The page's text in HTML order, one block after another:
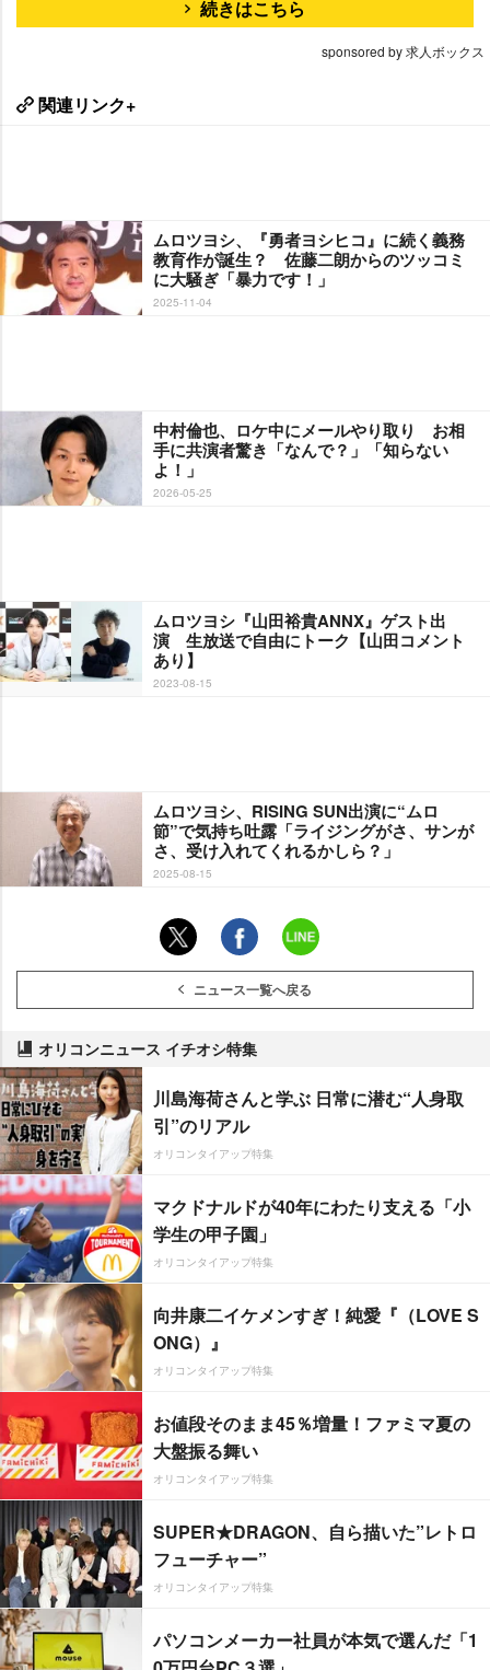
続きはこちら
sponsored by 求人ボックス
関連リンク+
ムロツヨシ、『勇者ヨシヒコ』に続く義務
教育作が誕生？ 佐藤二朗からのツッコミ
に大騒ぎ「暴力です！」
2025-11-04
中村倫也、ロケ中にメールやり取り お相
手に共演者驚き「なんで？」「知らない
よ！」
2026-05-25
ムロツヨシ『山田裕貴ANNX』ゲスト出
演 生放送で自由にトーク【山田コメント
あり】
2023-08-15
ムロツヨシ、RISING SUN出演に“ムロ
節”で気持ち吐露「ライジングがさ、サンが
さ、受け入れてくれるかしら？」
2025-08-15
ニュース一覧へ戻る
オリコンニュース イチオシ特集
川島海荷さんと学ぶ 日常に潜む“人身取
引”のリアル
オリコンタイアップ特集
マクドナルドが40年にわたり支える「小
学生の甲子園」
オリコンタイアップ特集
向井康二イケメンすぎ！純愛『（LOVE S
ONG）』
オリコンタイアップ特集
お値段そのまま45％増量！ファミマ夏の
大盤振る舞い
オリコンタイアップ特集
SUPER★DRAGON、自ら描いた”レトロ
フューチャー”
オリコンタイアップ特集
パソコンメーカー社員が本気で選んだ「1